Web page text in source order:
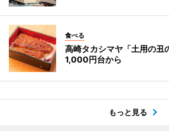
食べる
高崎タカシマヤ「土用の
1,000円台から
もっと見る